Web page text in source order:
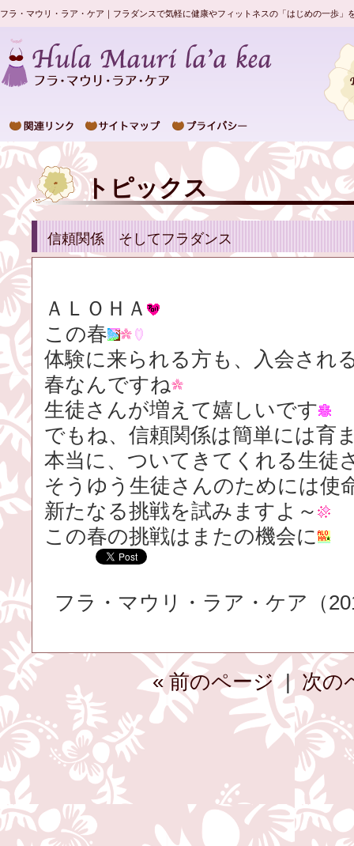
フラ・マウリ・ラア・ケア｜フラダンスで気軽に健康やフィットネスの「はじめの一歩
トピックス
信頼関係 そしてフラダンス
ＡＬＯＨＡ
この春
体験に来られる方も、入会され
春なんですね
生徒さんが増えて嬉しいです
でもね、信頼関係は簡単には育
本当に、ついてきてくれる生徒
そうゆう生徒さんのためには使
新たなる挑戦を試みますよ～
この春の挑戦はまたの機会に
フラ・マウリ・ラア・ケア（
« 前のページ| 次の